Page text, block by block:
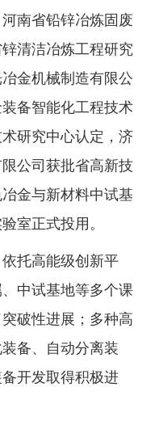
南省铅锌冶炼固废
清洁冶炼工程研究
金机械制造有限公
备智能化工程技术
研究中心认定，济
公司获批省高新技
金与新材料中试基
室正式投用。
托高能级创新平
中试基地等多个课
破性进展；多种高
备、自动分离装
开发取得积极进